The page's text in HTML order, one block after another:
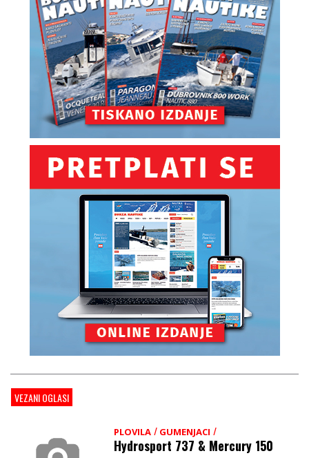
VEZANI OGLASI
PLOVILA / GUMENJACI /
Hydrosport 737 & Mercury 150